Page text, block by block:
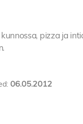
pizza ja
06.05.2012